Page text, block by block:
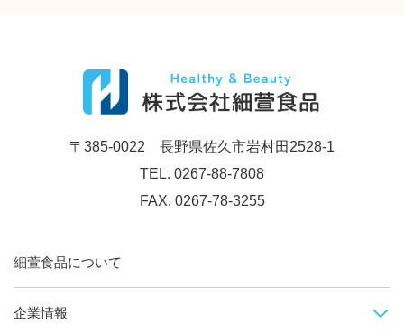
〒385-0022 長野県佐久市岩村田2528-1
TEL. 0267-88-7808
FAX. 0267-78-3255
細萱食品について
企業情報